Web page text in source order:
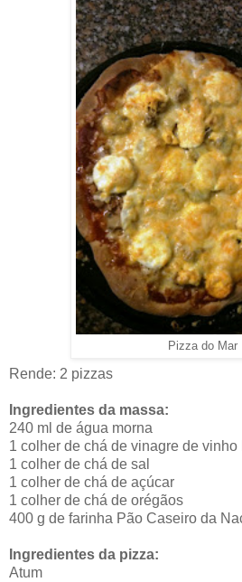
Pizza do Mar
Rende: 2 pizzas
Ingredientes da massa:
240 ml de água morna
1 colher de chá de vinagre de vinho
1 colher de chá de sal
1 colher de chá de açúcar
1 colher de chá de orégãos
400 g de farinha Pão Caseiro da
Ingredientes da pizza:
Atum